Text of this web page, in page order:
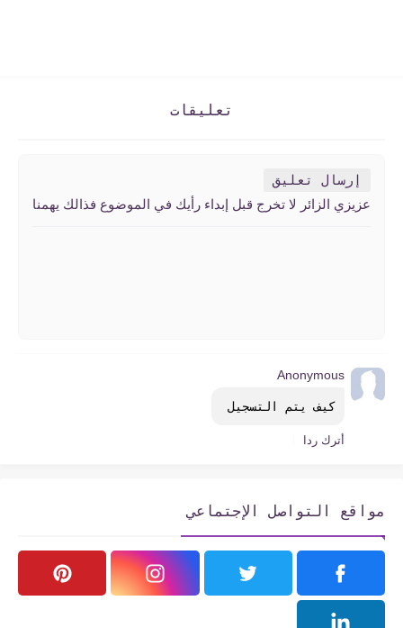
تعليقات
إرسال تعليق
عزيزي الزائر لا تخرج قبل إبداء رأيك في الموضوع فذالك يهمنا
Anonymous
كيف يتم التسجيل
أترك ردا
مواقع التواصل الإجتماعي